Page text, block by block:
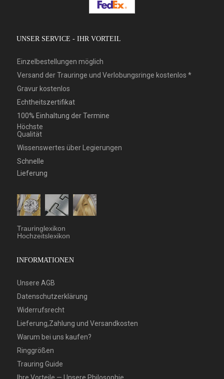
UNSER SERVICE - IHR VORTEIL
Einzelbestellungen möglich
Versand der Trauringe und Verlobungsringe kostenlos *
Gravur kostenlos
Echtheitszertifikat
100% Einhaltung der Termine
Höchste
Qualität
Wissenswertes über Legierungen
Schnelle
Lieferung
Trauringlexikon
Hochzeitslexikon
INFORMATIONEN
Unsere AGB
Datenschutzerklärung
Widerrufsrecht
Lieferung,Zahlung und Versandkosten
Warum bei uns kaufen?
Ringgrößen
Trauring Guide